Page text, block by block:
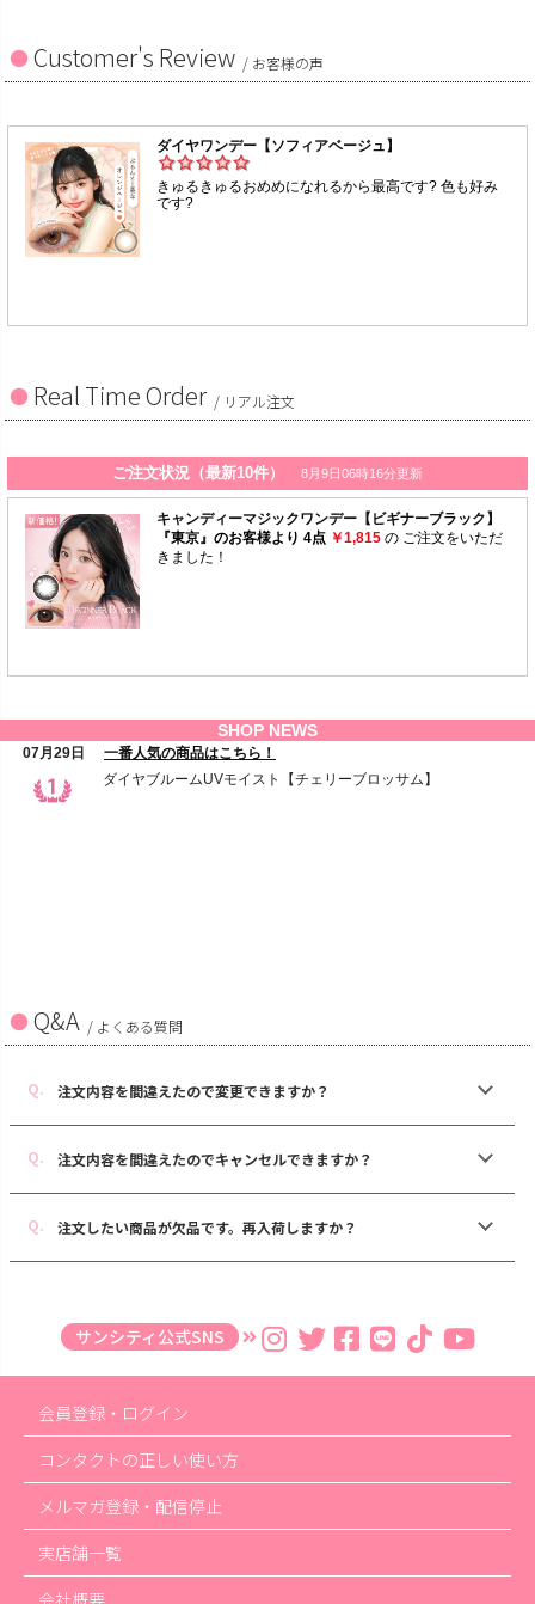
Customer's Review / お客様の声
Real Time Order / リアル注文
Q&A / よくある質問
注文内容を間違えたので変更できますか？
注文内容を間違えたのでキャンセルできますか？
注文したい商品が欠品です。再入荷しますか？
サンシティ公式SNS
会員登録・ログイン
コンタクトの正しい使い方
メルマガ登録・配信停止
実店舗一覧
会社概要